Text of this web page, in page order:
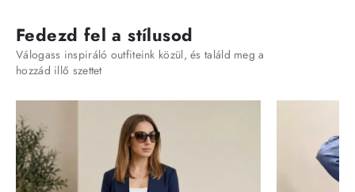
Fedezd fel a stílusod
Válogass inspiráló outfiteink közül, és találd meg a
hozzád illő szettet